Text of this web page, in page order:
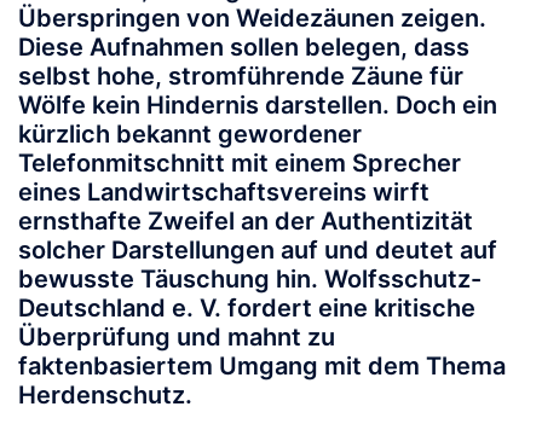
Überspringen von Weidezäunen zeigen.
Diese Aufnahmen sollen belegen, dass
selbst hohe, stromführende Zäune für
Wölfe kein Hindernis darstellen. Doch ein
kürzlich bekannt gewordener
Telefonmitschnitt mit einem Sprecher
eines Landwirtschaftsvereins wirft
ernsthafte Zweifel an der Authentizität
solcher Darstellungen auf und deutet auf
bewusste Täuschung hin. Wolfsschutz-
Deutschland e. V. fordert eine kritische
Überprüfung und mahnt zu
faktenbasiertem Umgang mit dem Thema
Herdenschutz.